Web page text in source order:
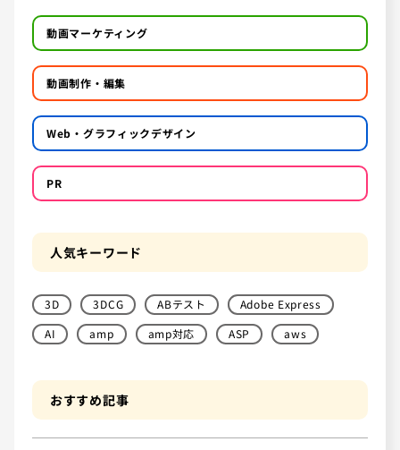
動画マーケティング
動画制作・編集
Web・グラフィックデザイン
PR
人気キーワード
3D 3DCG ABテスト
Adobe Express
AI
amp amp対応 ASP aws
おすすめ記事